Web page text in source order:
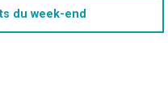
du week-end